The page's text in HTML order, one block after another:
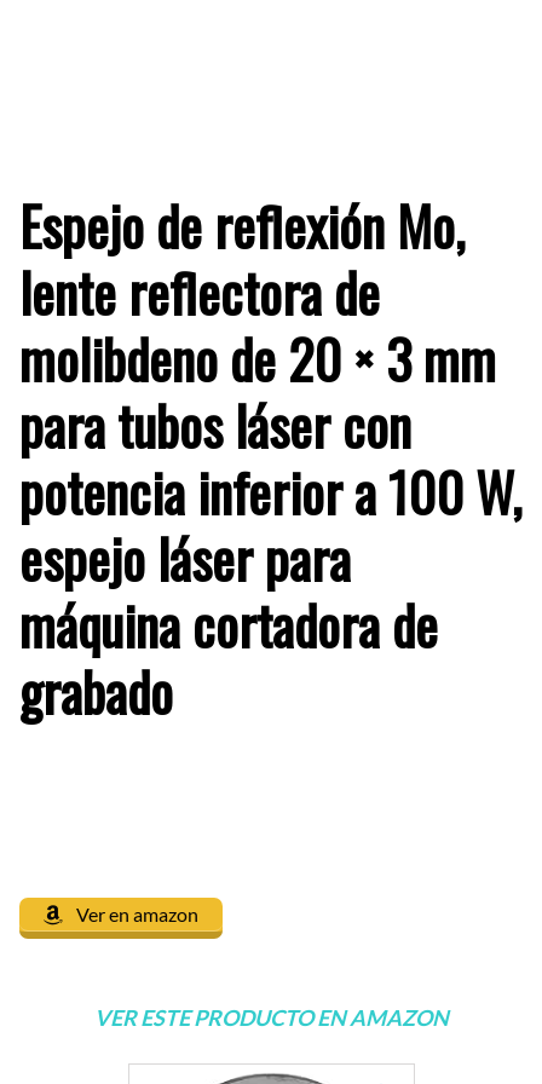
Espejo de reflexión Mo,
lente reflectora de
molibdeno de 20 × 3 mm
para tubos láser con
potencia inferior a 100 W,
espejo láser para
máquina cortadora de
grabado
Ver en amazon
VER ESTE PRODUCTO EN AMAZON